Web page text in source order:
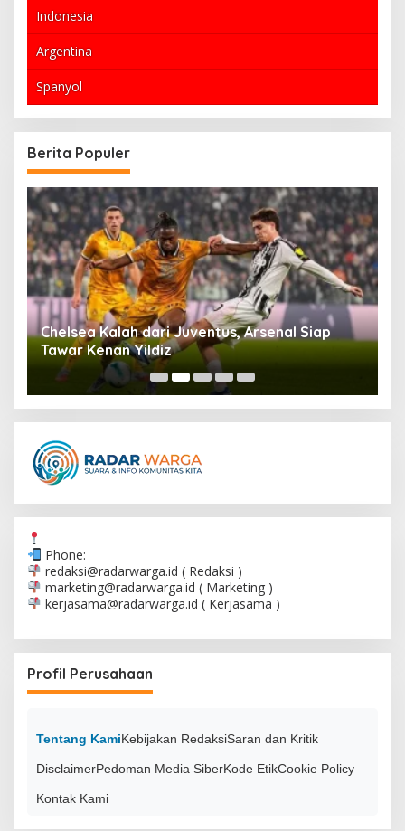
Indonesia
Argentina
Spanyol
Berita Populer
Chelsea Kalah dari Juventus, Arsenal Siap
Tawar Kenan Yildiz
Phone:
redaksi@radarwarga.id ( Redaksi )
marketing@radarwarga.id ( Marketing )
kerjasama@radarwarga.id ( Kerjasama )
Profil Perusahaan
Tentang KamiKebijakan RedaksiSaran dan Kritik
DisclaimerPedoman Media SiberKode EtikCookie Policy
Kontak Kami